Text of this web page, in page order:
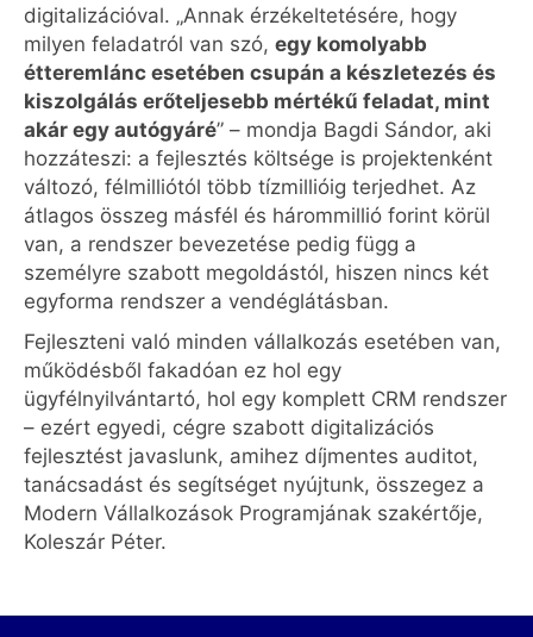
digitalizációval. „Annak érzékeltetésére, hogy
milyen feladatról van szó, egy komolyabb
étteremlánc esetében csupán a készletezés és
kiszolgálás erőteljesebb mértékű feladat, mint
akár egy autógyáré” – mondja Bagdi Sándor, aki
hozzáteszi: a fejlesztés költsége is projektenként
változó, félmilliótól több tízmillióig terjedhet. Az
átlagos összeg másfél és hárommillió forint körül
van, a rendszer bevezetése pedig függ a
személyre szabott megoldástól, hiszen nincs két
egyforma rendszer a vendéglátásban.
Fejleszteni való minden vállalkozás esetében van,
működésből fakadóan ez hol egy
ügyfélnyilvántartó, hol egy komplett CRM rendszer
– ezért egyedi, cégre szabott digitalizációs
fejlesztést javaslunk, amihez díjmentes auditot,
tanácsadást és segítséget nyújtunk, összegez a
Modern Vállalkozások Programjának szakértője,
Koleszár Péter.